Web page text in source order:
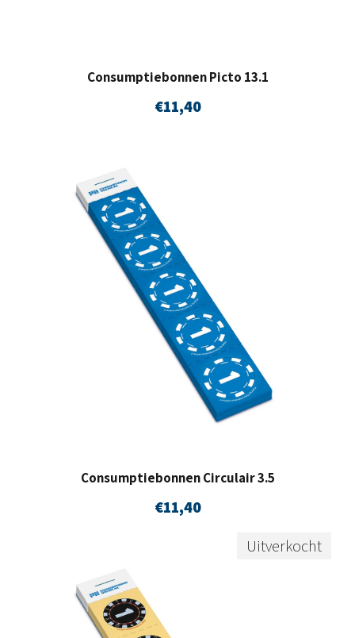
Consumptiebonnen Picto 13.1
€11,40
Consumptiebonnen Circulair 3.5
€11,40
Uitverkocht